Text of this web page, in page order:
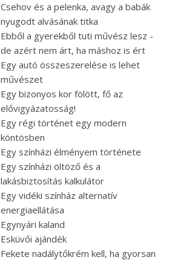
Csehov és a pelenka, avagy a babák
nyugodt alvásának titka
Ebből a gyerekből tuti művész lesz -
de azért nem árt, ha máshoz is ért
Egy autó összeszerelése is lehet
művészet
Egy bizonyos kor fölött, fő az
elővigyázatosság!
Egy régi történet egy modern
köntösben
Egy színházi élményem története
Egy színházi öltöző és a
lakásbiztosítás kalkulátor
Egy vidéki színház alternatív
energiaellátása
Egynyári kaland
Esküvői ajándék
Fekete nadálytőkrém kell, ha gyorsan